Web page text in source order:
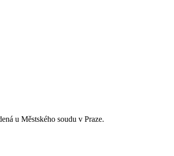
u Městského soudu v Praze.